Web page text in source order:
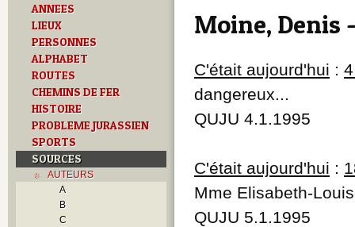
ANNEES
LIEUX
PERSONNES
ALPHABET
ROUTES
CHEMINS DE FER
HISTOIRE
PROBLEME JURASSIEN
SPORTS
SOURCES
AUTEURS
A
B
C
Moine, Denis
C'était aujourd'hui :
dangereux...
QUJU 4.1.1995
C'était aujourd'hui :
Mme Elisabeth-
QUJU 5.1.1995